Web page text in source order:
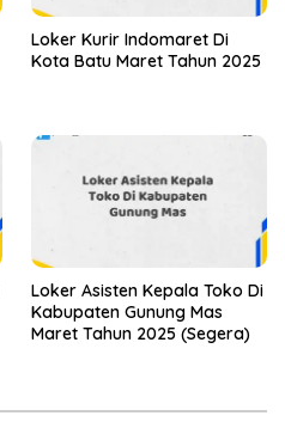
Loker Kurir Indomaret Di
Kota Batu Maret Tahun 2025
Loker Asisten Kepala Toko Di
Kabupaten Gunung Mas
Maret Tahun 2025 (Segera)